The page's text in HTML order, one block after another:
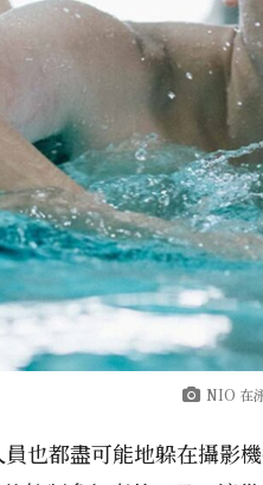
NIO 在
也都盡可能地躲在攝影